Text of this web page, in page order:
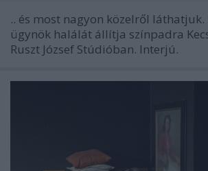
.. és most nagyon közelről láthatjuk.
ügynök halálát állítja színpadra
Ruszt József Stúdióban. Interjú.